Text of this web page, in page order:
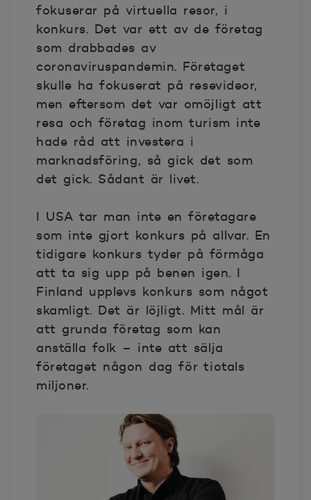
fokuserar på virtuella resor, i
konkurs. Det var ett av de företag
som drabbades av
coronaviruspandemin. Företaget
skulle ha fokuserat på resevideor,
men eftersom det var omöjligt att
resa och företag inom turism inte
hade råd att investera i
marknadsföring, så gick det som
det gick. Sådant är livet.
I USA tar man inte en företagare
som inte gjort konkurs på allvar. En
tidigare konkurs tyder på förmåga
att ta sig upp på benen igen. I
Finland upplevs konkurs som något
skamligt. Det är löjligt. Mitt mål är
att grunda företag som kan
anställa folk – inte att sälja
företaget någon dag för tiotals
miljoner.